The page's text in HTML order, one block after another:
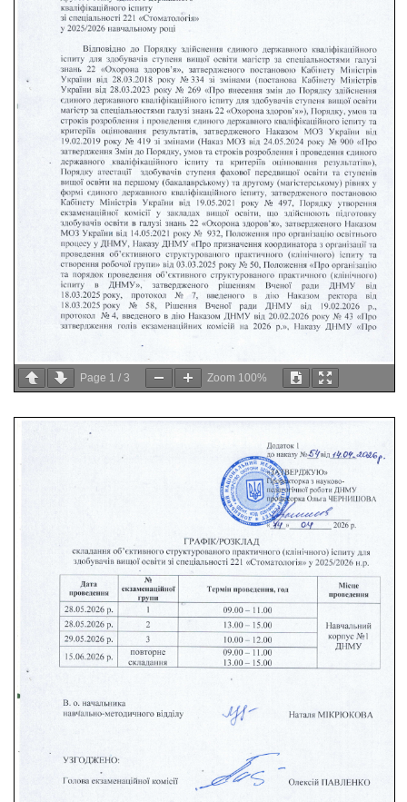
Page 1 / 3 Zoom 100%